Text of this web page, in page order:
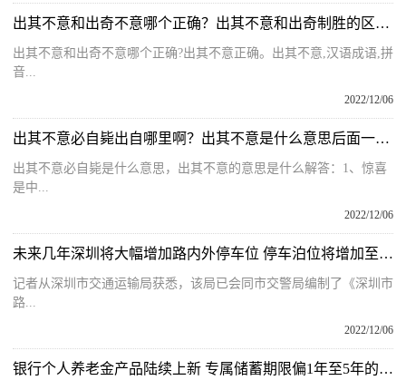
出其不意和出奇不意哪个正确？出其不意和出奇制胜的区别是什么？
出其不意和出奇不意哪个正确?出其不意正确。出其不意,汉语成语,拼
音...
2022/12/06
出其不意必自毙出自哪里啊？出其不意是什么意思后面一句是什么？
出其不意必自毙是什么意思，出其不意的意思是什么解答：1、惊喜
是中...
2022/12/06
未来几年深圳将大幅增加路内外停车位 停车泊位将增加至5万个以上
记者从深圳市交通运输局获悉，该局已会同市交警局编制了《深圳市
路...
2022/12/06
银行个人养老金产品陆续上新 专属储蓄期限偏1年至5年的中长期